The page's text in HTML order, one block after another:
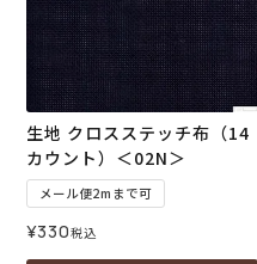
生地 クロスステッチ布（14
カウント）＜02N＞
メール便2mまで可
¥330税込